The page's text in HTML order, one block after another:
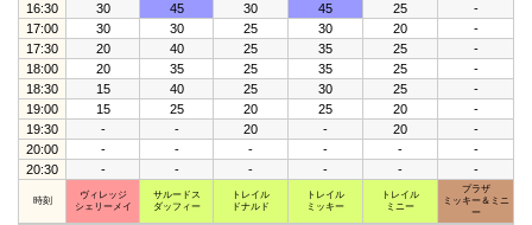
16:30
30 45 30 45 25
-
17:00
30 30 25 30 20
-
17:30
20 40 25 35 25
-
18:00
20 35 25 35 25
-
18:30
15 40 25 30 25
-
19:00
15 25 20 25 20
-
19:30
- - 20 - 20
-
20:00
- - - - -
-
20:30
- - - - - -
時刻
ヴィレッジ
シェリーメイ
サルードス
ダッフィー
トレイル
ドナルド
トレイル
ミッキー
トレイル
ミニー
プラザ
ミッキー＆ミニ
ー